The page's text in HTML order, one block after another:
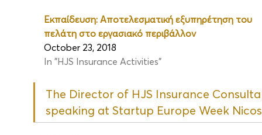
Εκπαίδευση: Αποτελεσματική εξυπηρέτηση του
πελάτη στο εργασιακό περιβάλλον
October 23, 2018
In "HJS Insurance Activities"
The Director of HJS Insurance
speaking at Startup Europe Week